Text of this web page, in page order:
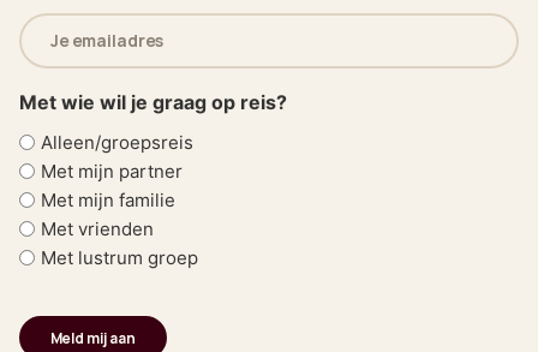
E-
mailadres
(Vereist)
Met wie wil je graag op reis?
Alleen/groepsreis
Met mijn partner
Met mijn familie
Met vrienden
Met lustrum groep